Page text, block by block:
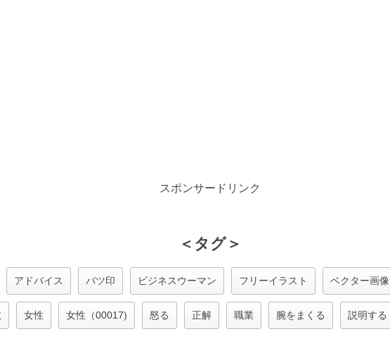
スポンサードリンク
＜タグ＞
アドバイス バツ印 ビジネスウーマン フリーイラスト ベクター画像
女性 女性（00017) 怒る 正解 職業 腕をまくる 説明する